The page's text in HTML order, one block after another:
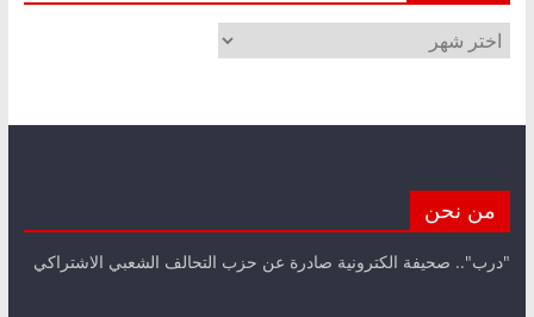
الأرشيف
من نحن
"درب".. صحيفة الكترونية صادرة عن حزب التحالف الشعبي الاشتراكي